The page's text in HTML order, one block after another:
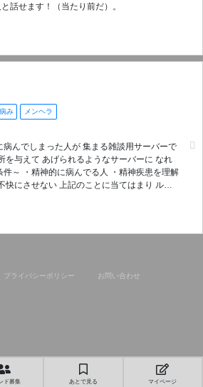
話せます！（当たり前だ）。
病み メンヘラ
病んでしまった人が 集まる雑談用サーバーで
神的に病んでる人
プライバシーポリシー お問い合わせ
ド募集 あとで見る マイページ